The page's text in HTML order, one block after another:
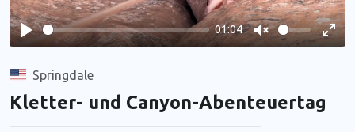
Play
01:04
Unmute
Springdale
Kletter- und Canyon-Abenteuertag